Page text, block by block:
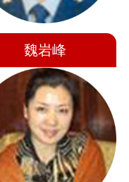
魏岩峰